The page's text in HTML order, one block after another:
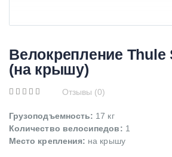
Велокрепление Thule
(на крышу)
Отзывы (0)
Грузоподъемность: 17 кг
Количество велосипедов: 1
Место крепления: на крышу